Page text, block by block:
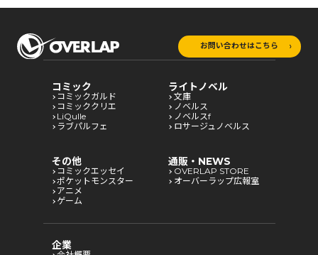
お問い合わせはこちら
コミック
コミックガルド
コミッククリエ
LiQulle
ラブパルフェ
ライトノベル
文庫
ノベルス
ノベルスf
ロサージュノベルス
その他
コミックエッセイ
ポケットモンスター
アニメ
ゲーム
通販・NEWS
OVERLAP STORE
オーバーラップ広報室
企業